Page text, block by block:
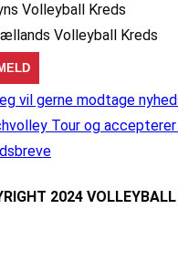
Volleyball Kreds
Volleyball Kreds
vil gerne modtage
Tour og
2024